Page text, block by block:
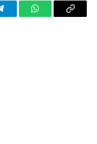
WhatsAppCopy